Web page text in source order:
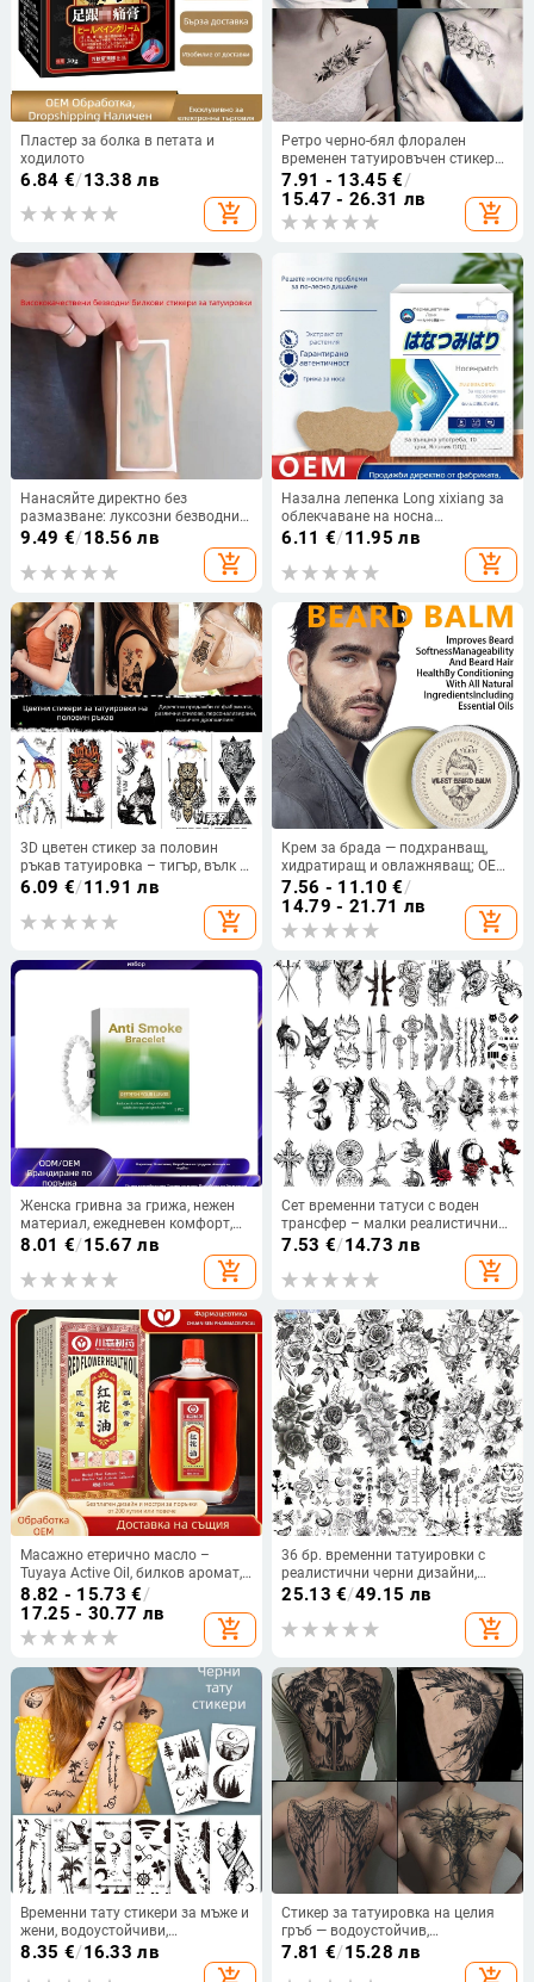
Пластер за болка в петата и
ходилото
6.84 €/13.38 лв
add_shopping_cart
Ретро черно-бял флорален
временен татуировъчен стикер
за ключица и ръка, дълготраен и
прикрива белези
7.91 - 13.45 €/
15.47 - 26.31 лв
add_shopping_cart
Нанасяйте директно без
размазване: луксозни безводни
билкови стикери за татуировка,
9.49 €/18.56 лв
add_shopping_cart
Назална лепенка Long xixiang за
облекчаване на носна
запушеност и хрема, дишаща и с
характеристики
6.11 €/11.95 лв
add_shopping_cart
3D цветен стикер за половин
ръкав татуировка – тигър, вълк и
елен, временна реалистична
6.09 €/11.91 лв
add_shopping_cart
Крем за брада — подхранващ,
хидратиращ и овлажняващ; OEM
марка; подходящ за всички
типове кожа
7.56 - 11.10 €/
14.79 - 21.71 лв
add_shopping_cart
Женска гривна за грижа, нежен
материал, ежедневен комфорт,
преносима и удобна за носене,
подходяща за всички типове
кожа
8.01 €/15.67 лв
add_shopping_cart
Сет временни татуси с воден
трансфер – малки реалистични
изображения, еднократни
7.53 €/14.73 лв
add_shopping_cart
Масажно етерично масло –
Tuyaya Active Oil, билков аромат,
облекчава болки в мускулите и
костите
8.82 - 15.73 €/
17.25 - 30.77 лв
add_shopping_cart
36 бр. временни татуировки с
реалистични черни дизайни,
трансгранични
25.13 €/49.15 лв
add_shopping_cart
Временни тату стикери за мъже и
жени, водоустойчиви,
еднократни, персонализирани;
8.35 €/16.33 лв
Стикер за татуировка на целия
гръб — водоустойчив,
дълготраен, полуперманентен,
7.81 €/15.28 лв